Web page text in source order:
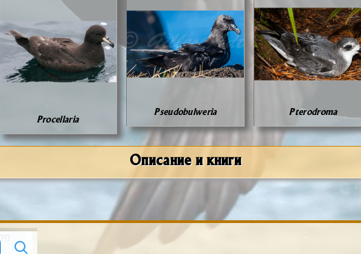
Procellaria
Pseudobulweria Pterodroma
Описание и книги